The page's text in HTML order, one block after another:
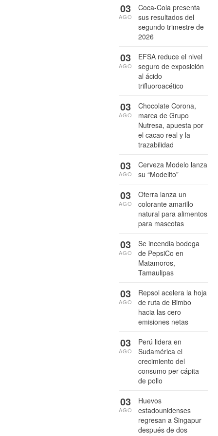
Coca-Cola presenta
sus resultados del
segundo trimestre de
2026
03
AGO
EFSA reduce el nivel
seguro de exposición
al ácido
trifluoroacético
03
AGO
Chocolate Corona,
marca de Grupo
Nutresa, apuesta por
el cacao real y la
trazabilidad
03
AGO
Cerveza Modelo lanza
su “Modelito”
03
AGO
Oterra lanza un
colorante amarillo
natural para alimentos
para mascotas
03
AGO
Se incendia bodega
de PepsiCo en
Matamoros,
Tamaulipas
03
AGO
Repsol acelera la hoja
de ruta de Bimbo
hacia las cero
emisiones netas
03
AGO
Perú lidera en
Sudamérica el
crecimiento del
consumo per cápita
de pollo
03
AGO
Huevos
estadounidenses
regresan a Singapur
después de dos
03
AGO